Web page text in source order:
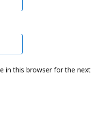
in this browser for the next